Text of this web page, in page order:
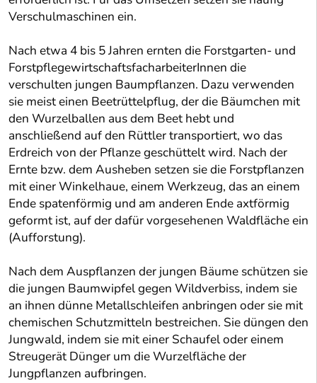
Verschulmaschinen ein.
Nach etwa 4 bis 5 Jahren ernten die Forstgarten- und
ForstpflegewirtschaftsfacharbeiterInnen die
verschulten jungen Baumpflanzen. Dazu verwenden
sie meist einen Beetrüttelpflug, der die Bäumchen mit
den Wurzelballen aus dem Beet hebt und
anschließend auf den Rüttler transportiert, wo das
Erdreich von der Pflanze geschüttelt wird. Nach der
Ernte bzw. dem Ausheben setzen sie die Forstpflanzen
mit einer Winkelhaue, einem Werkzeug, das an einem
Ende spatenförmig und am anderen Ende axtförmig
geformt ist, auf der dafür vorgesehenen Waldfläche ein
(Aufforstung).
Nach dem Auspflanzen der jungen Bäume schützen sie
die jungen Baumwipfel gegen Wildverbiss, indem sie
an ihnen dünne Metallschleifen anbringen oder sie mit
chemischen Schutzmitteln bestreichen. Sie düngen den
Jungwald, indem sie mit einer Schaufel oder einem
Streugerät Dünger um die Wurzelfläche der
Jungpflanzen aufbringen.